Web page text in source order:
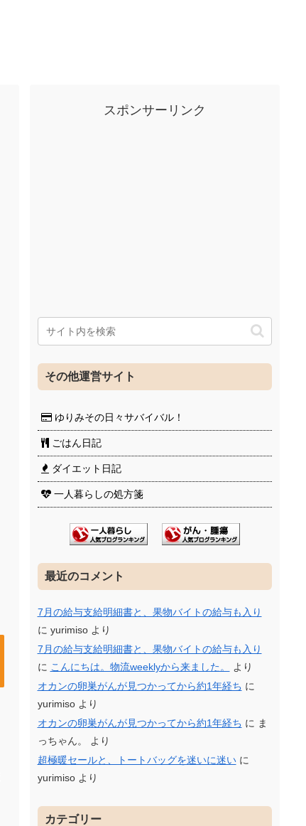
スポンサーリンク
その他運営サイト
ゆりみその日々サバイバル！
ごはん日記
ダイエット日記
一人暮らしの処方箋
最近のコメント
7月の給与支給明細書と、果物バイトの給与も入り
に yurimisoより
7月の給与支給明細書と、果物バイトの給与も入り
に こんにちは。物流weeklyから来ました。
より
オカンの卵巣がんが見つかってから約1年経ち に
yurimisoより
オカンの卵巣がんが見つかってから約1年経ち に ま
っちゃん。
より
超極暖セールと、トートバッグを迷いに迷いに
yurimisoより
カテゴリー